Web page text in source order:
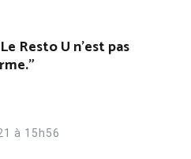
Le Resto U n’est pas
”
à 15h56